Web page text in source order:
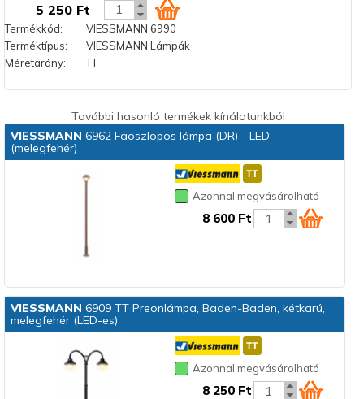
5 250 Ft
Termékkód:
VIESSMANN 6990
Terméktípus:
VIESSMANN Lámpák
Méretarány:
TT
További hasonló termékek kínálatunkból
VIESSMANN 6962 Faoszlopos lámpa (DR) - LED
(melegfehér)
Azonnal megvásárolható
8 600 Ft
VIESSMANN 6909 TT Preonlámpa, Baden-Baden, kétkarú,
melegfehér (LED-es)
Azonnal megvásárolható
8 250 Ft